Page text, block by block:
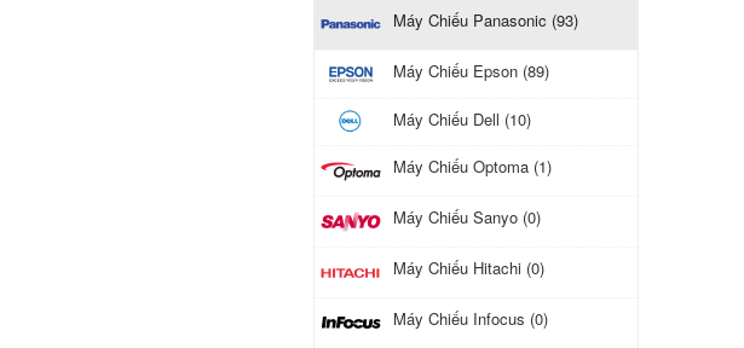
Máy Chiếu Panasonic (93)
Máy Chiếu Epson (89)
Máy Chiếu Dell (10)
Máy Chiếu Optoma (1)
Máy Chiếu Sanyo (0)
Máy Chiếu Hitachi (0)
Máy Chiếu Infocus (0)